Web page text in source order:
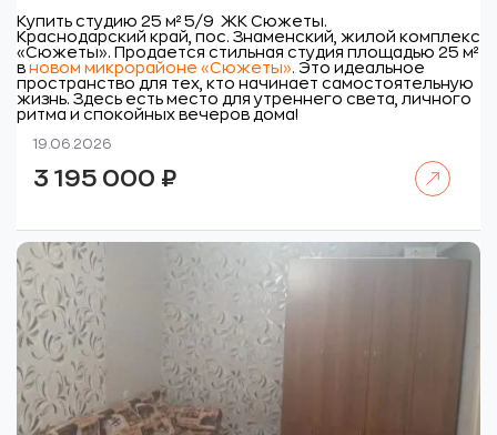
Купить студию 25 м² 5/9 ЖК Сюжеты.
Краснодарский край, пос. Знаменский, жилой комплекс
«Сюжеты». Продается стильная студия площадью 25 м²
в новом микрорайоне «Сюжеты». Это идеальное
пространство для тех, кто начинает самостоятельную
жизнь. Здесь есть место для утреннего света, личного
ритма и спокойных вечеров дома!
19.06.2026
3 195 000 ₽